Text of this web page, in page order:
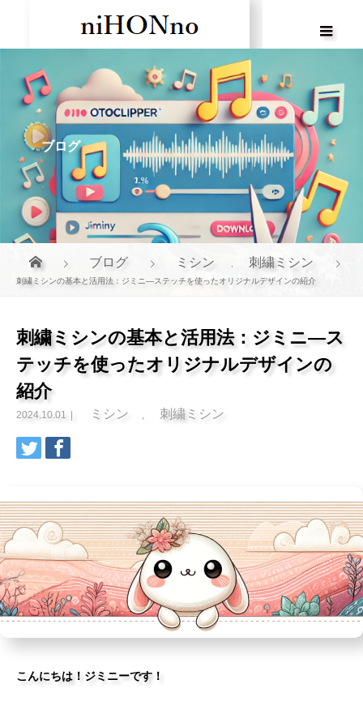
ブログ
ブログ ミシン 刺繍ミシン
刺繍ミシンの基本と活用法：ジミニ―ステッチを使ったオリジナルデザインの紹介
刺繍ミシンの基本と活用法：ジミニ―ス
テッチを使ったオリジナルデザインの
紹介
2024.10.01 ミシン , 刺繍ミシン
こんにちは！ジミニーです！